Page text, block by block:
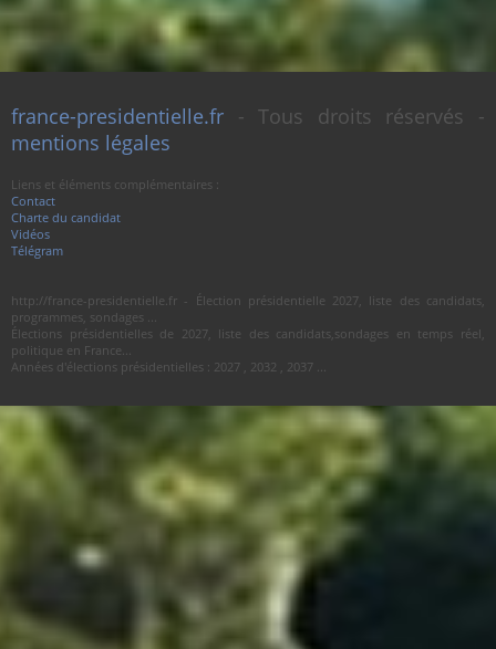
france-presidentielle.fr - Tous droits réservés -
mentions légales
Liens et éléments complémentaires :
Contact
Charte du candidat
Vidéos
Télégram
http://france-presidentielle.fr - Élection présidentielle 2027, liste des candidats,
programmes, sondages ...
Élections présidentielles de 2027, liste des candidats,sondages en temps réel,
politique en France...
Années d'élections présidentielles : 2027 , 2032 , 2037 ...